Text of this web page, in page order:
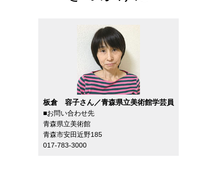
板倉 容子さん／青森県立美術館学芸員
■お問い合わせ先
青森県立美術館
青森市安田近野185
017‐783‐3000